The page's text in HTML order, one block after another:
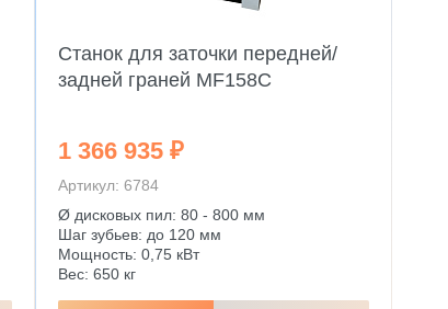
Станок для заточки передней/
задней граней MF158C
1 366 935 ₽
Артикул: 6784
Ø дисковых пил: 80 - 800 мм
Шаг зубьев: до 120 мм
Мощность: 0,75 кВт
Вес: 650 кг